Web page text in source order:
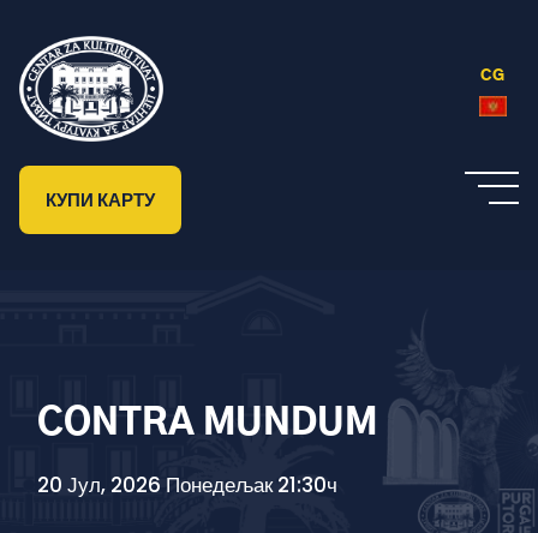
CG
КУПИ КАРТУ
CONTRA MUNDUM
20 Јул, 2026 Понедељак 21:30ч